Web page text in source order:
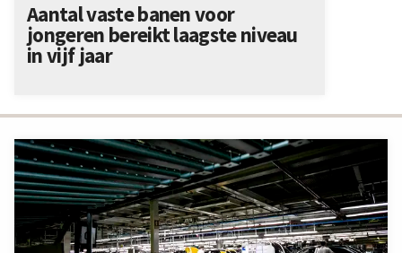
Aantal vaste banen voor
jongeren bereikt laagste niveau
in vijf jaar